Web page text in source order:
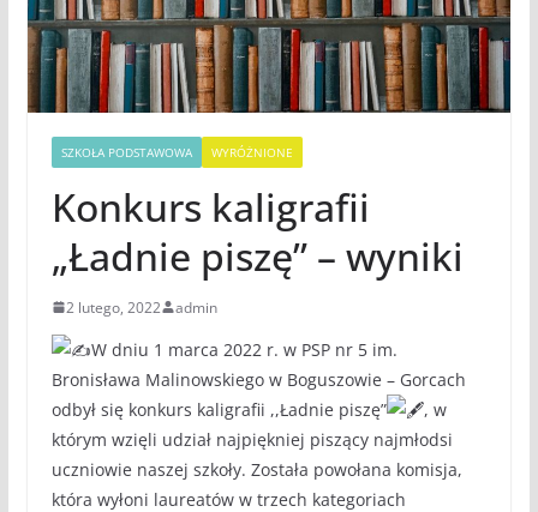
SZKOŁA PODSTAWOWA WYRÓŻNIONE
Konkurs kaligrafii
„Ładnie piszę” – wyniki
2 lutego, 2022 admin
W dniu 1 marca 2022 r. w PSP nr 5 im.
Bronisława Malinowskiego w Boguszowie – Gorcach
odbył się konkurs kaligrafii ,,Ładnie piszę”
, w
którym wzięli udział najpiękniej piszący najmłodsi
uczniowie naszej szkoły. Została powołana komisja,
która wyłoni laureatów w trzech kategoriach